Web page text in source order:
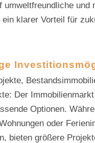
umweltfreundliche und
ein klarer Vorteil für
Der
Optionen.
oder
bieten größere